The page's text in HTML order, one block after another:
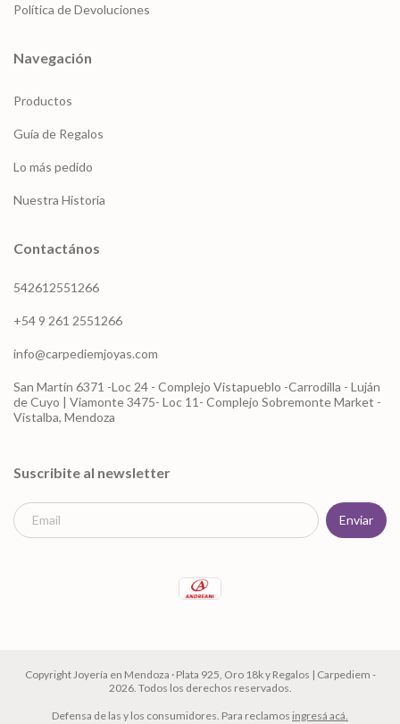
Política de Devoluciones
Navegación
Productos
Guía de Regalos
Lo más pedido
Nuestra Historia
Contactános
542612551266
+54 9 261 2551266
info@carpediemjoyas.com
San Martín 6371 -Loc 24 - Complejo Vistapueblo -Carrodilla - Luján
de Cuyo | Viamonte 3475- Loc 11- Complejo Sobremonte Market -
Vistalba, Mendoza
Suscribite al newsletter
Copyright Joyería en Mendoza · Plata 925, Oro 18k y Regalos | Carpediem -
2026. Todos los derechos reservados.
Defensa de las y los consumidores. Para reclamos ingresá acá.